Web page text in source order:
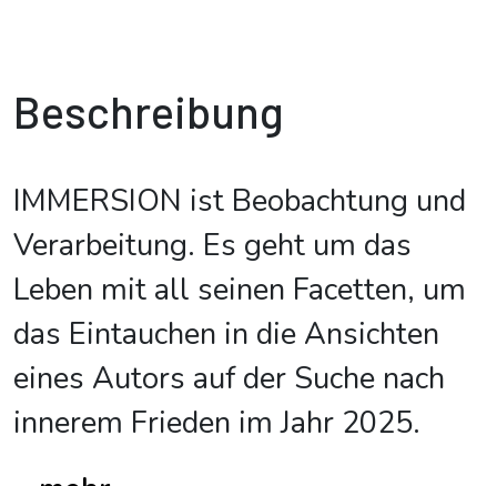
Beschreibung
IMMERSION ist Beobachtung und
Verarbeitung. Es geht um das
Leben mit all seinen Facetten, um
das Eintauchen in die Ansichten
eines Autors auf der Suche nach
innerem Frieden im Jahr 2025.